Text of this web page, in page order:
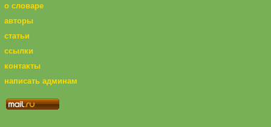
о словаре
авторы
статьи
ссылки
контакты
написать админам